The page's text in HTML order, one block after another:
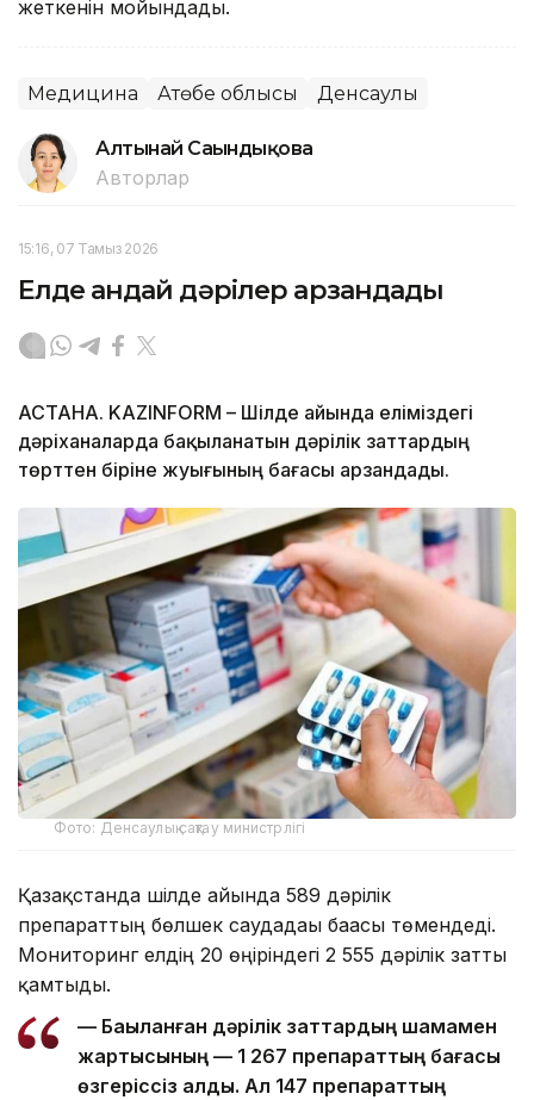
жеткенін мойындады.
Медицина Ақтөбе облысы Денсаулық
Алтынай Сағындықова
Авторлар
15:16, 07 Тамыз 2026
Елде қандай дәрілер арзандады
АСТАНА. KAZINFORM – Шілде айында еліміздегі
дәріханаларда бақыланатын дәрілік заттардың
төрттен біріне жуығының бағасы арзандады.
Фото: Денсаулық сақтау министрлігі
Қазақстанда шілде айында 589 дәрілік
препараттың бөлшек саудадағы бағасы төмендеді.
Мониторинг елдің 20 өңіріндегі 2 555 дәрілік затты
қамтыды.
— Бақыланған дәрілік заттардың шамамен
жартысының — 1 267 препараттың бағасы
өзгеріссіз қалды. Ал 147 препараттың